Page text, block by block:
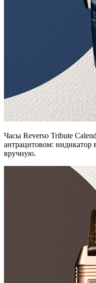
Часы Reverso Tribute
антрацитовом: индикатор
вручную.